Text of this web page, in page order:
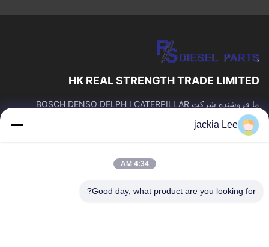
HK REAL STRENGTH TRADE LIMITED
ما فروشنده شرکت BOSCH DENSO DELPH I CATERPILLAR
159 2067 9523.
پیوندهای سریع
محصولات
درباره ما
تور کارخانه
jackia Lee
4:34 AM
Good day, what product are you looking for?